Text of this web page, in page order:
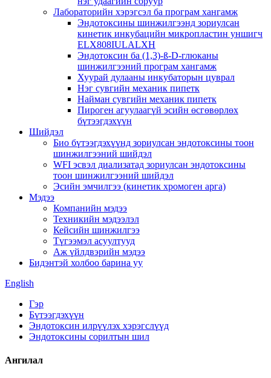
Лабораторийн хэрэгсэл ба програм хангамж
Эндотоксины шинжилгээнд зориулсан
кинетик инкубацийн микропластин уншигч
ELX808IULALXH
Эндотоксин ба (1,3)-ß-D-глюканы
шинжилгээний програм хангамж
Хуурай дулааны инкубаторын цуврал
Нэг сувгийн механик пипетк
Найман сувгийн механик пипетк
Пироген агуулаагүй эсийн өсгөвөрлөх
бүтээгдэхүүн
Шийдэл
Био бүтээгдэхүүнд зориулсан эндотоксины тоон
шинжилгээний шийдэл
WFI эсвэл диализатад зориулсан эндотоксины
тоон шинжилгээний шийдэл
Эсийн эмчилгээ (кинетик хромоген арга)
Мэдээ
Компанийн мэдээ
Техникийн мэдээлэл
Кейсийн шинжилгээ
Түгээмэл асуултууд
Аж үйлдвэрийн мэдээ
Бидэнтэй холбоо барина уу
English
Гэр
Бүтээгдэхүүн
Эндотоксин илрүүлэх хэрэгслүүд
Эндотоксины сорилтын шил
Ангилал